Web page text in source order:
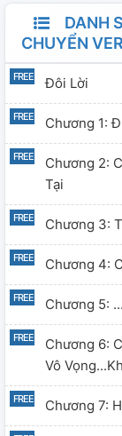
DANH
CHUYỂN
Đôi Lời
Chương 1:
Chương 2:
Tại
Chương 3:
Chương 4:
Chương 5:
Chương 6:
Vô
Chương 7: